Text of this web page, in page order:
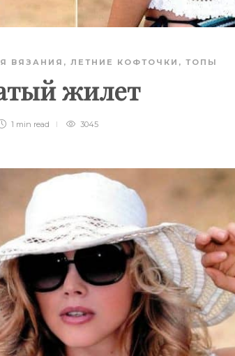
ВЯЗАНИЯ , ЛЕТНИЕ КОФТОЧКИ, ТОПЫ
жилет
1 min read 3045